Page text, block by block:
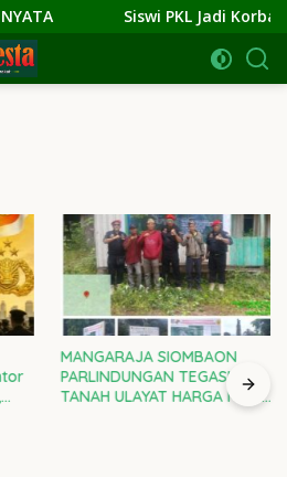
Siswi PKL Jadi Korban
MANGARAJA SIOMBAON
PARLINDUNGAN TEGASKAN:
TANAH ULAYAT HARGA MATI!